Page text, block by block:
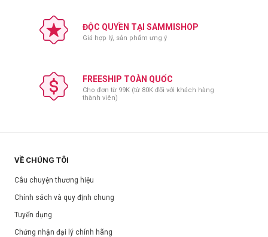
Bisabolol, Coco-Caprylate/​Caprate, Tromethamine, Acrylates/​C10-30
Alkyl Acrylate Crosspolymer, Carbomer, Ethylhexylglycerin, Caprylic/​
Phytosteryl/​Octyldodecyl Lauroyl Glutamate, Ceramide NP, Riboflavin,
Arbutin, Thiamine Hcl, Panthenol, Zinc Pca, Ferulic Acid, Sodium
Hyaluronate, Sodium Starch Octenylsuccinate, Houttuynia Cordata
ĐỘC QUYỀN TẠI SAMMISHOP
Giá hợp lý, sản phẩm ưng ý
FREESHIP TOÀN QUỐC
Cho đơn từ 99K (từ 80K đối với khách hàng
thành viên)
VỀ CHÚNG TÔI
Câu chuyện thương hiệu
Chính sách và quy định chung
Tuyển dụng
Chứng nhận đại lý chính hãng